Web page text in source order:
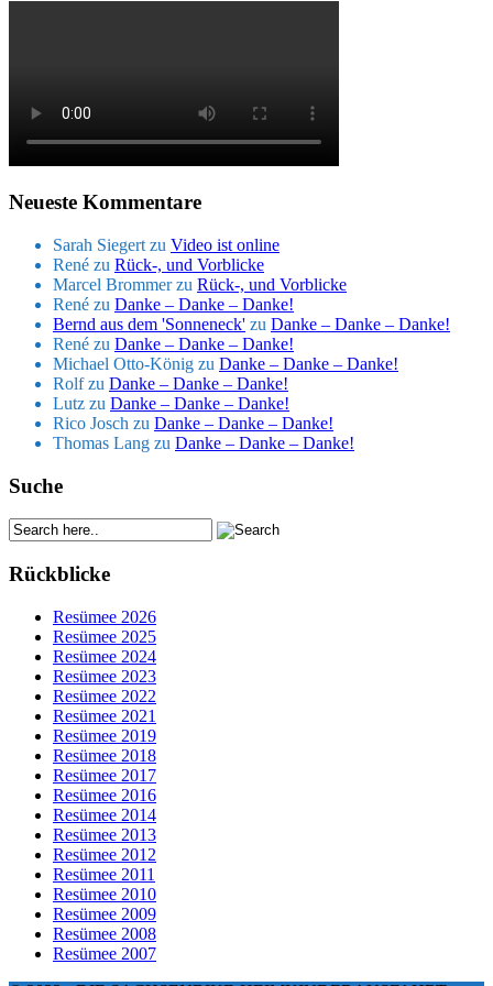
Neueste Kommentare
Sarah Siegert zu Video ist online
René zu Rück-, und Vorblicke
Marcel Brommerzu Rück-, und Vorblicke
René zu Danke – Danke – Danke!
Bernd aus dem 'Sonneneck' zu Danke – Danke – Danke!
René zu Danke – Danke – Danke!
Michael Otto-König zu Danke – Danke – Danke!
Rolfzu Danke – Danke – Danke!
Lutz zu Danke – Danke – Danke!
Rico Josch zu Danke – Danke – Danke!
Thomas Lang zu Danke – Danke – Danke!
Suche
Rückblicke
Resümee 2026
Resümee 2025
Resümee 2024
Resümee 2023
Resümee 2022
Resümee 2021
Resümee 2019
Resümee 2018
Resümee 2017
Resümee 2016
Resümee 2014
Resümee 2013
Resümee 2012
Resümee 2011
Resümee 2010
Resümee 2009
Resümee 2008
Resümee 2007